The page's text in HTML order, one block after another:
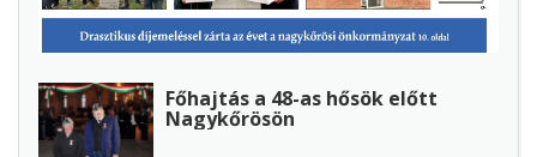
Főhajtás a 48-as hősök előtt
Nagykőrösön